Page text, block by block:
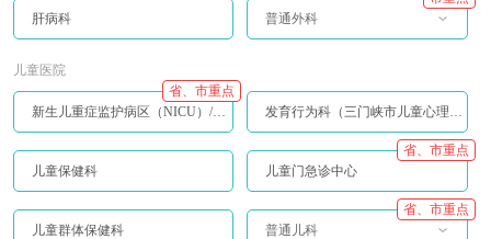
肝病科 普通外科
儿童医院
新生儿重症监护病区（NICU）/儿童重症监护病区（PICU）
省、市重点
发育行为科（三门峡市儿童心理行为中心）
儿童保健科 儿童门急诊中心
省、市重点
儿童群体保健科 普通儿科
省、市重点